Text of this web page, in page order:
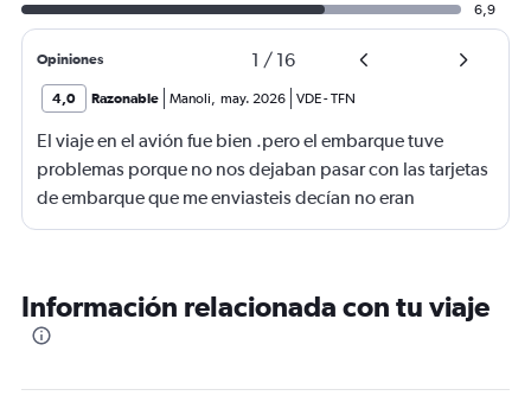
6,9
Opiniones 1 / 16
4,0 Razonable Manoli, may. 2026 VDE-TFN
El viaje en el avión fue bien .pero el embarque tuve
problemas porque no nos dejaban pasar con las tarjetas
de embarque que me enviasteis decían no eran
completas nonponia vuelo y querían los billetes y yo no
Información relacionada con tu viaje